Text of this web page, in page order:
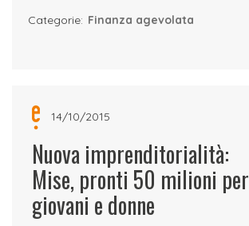
Categorie: Finanza agevolata
14/10/2015
Nuova imprenditorialità:
Mise, pronti 50 milioni per
giovani e donne